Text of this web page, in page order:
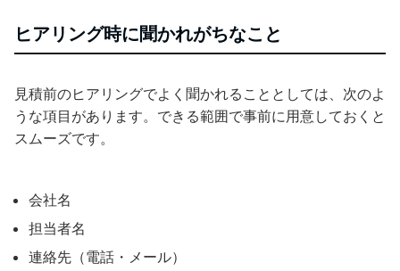
ヒアリング時に聞かれがちなこと
見積前のヒアリングでよく聞かれることとしては、次のよ
うな項目があります。できる範囲で事前に用意しておくと
スムーズです。
会社名
担当者名
連絡先（電話・メール）